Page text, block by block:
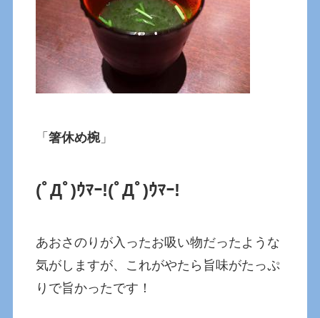
「箸休め椀」
(ﾟДﾟ)ｳﾏｰ!(ﾟДﾟ)ｳﾏｰ!
あおさのりが入ったお吸い物だったような
気がしますが、これがやたら旨味がたっぷ
りで旨かったです！